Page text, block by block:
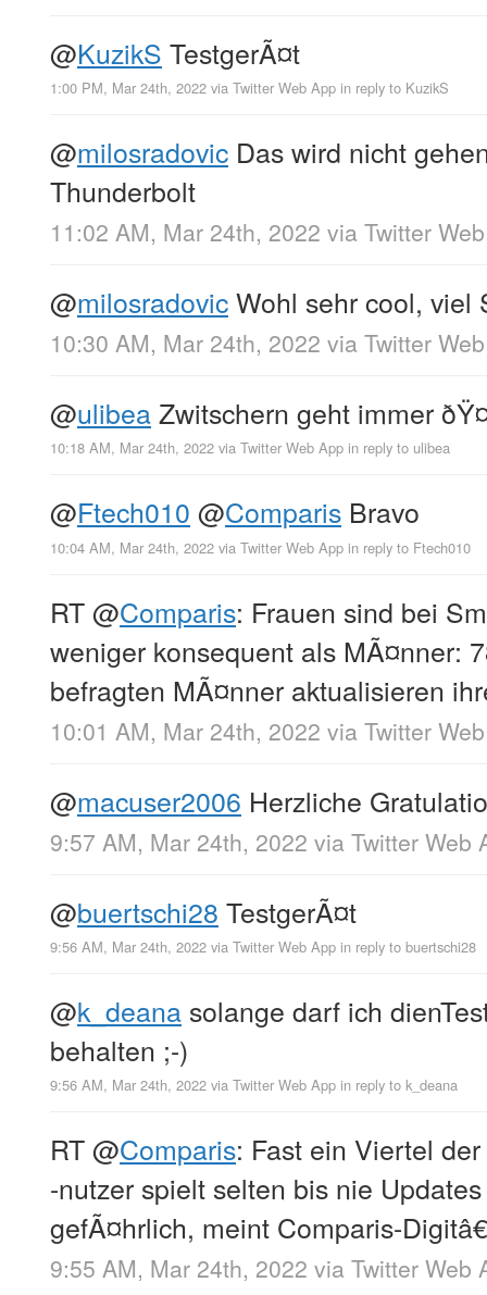
@KuzikS TestgerÃ¤t
1:00 PM, Mar 24th, 2022 via Twitter Web App in reply to KuzikS
@milosradovic Das wird nicht
Thunderbolt
11:02 AM, Mar 24th, 2022 via Twitter
@milosradovicWohl sehr cool, viel
10:30 AM, Mar 24th, 2022 via Twitter
@ulibeaZwitschern geht immer
10:18 AM, Mar 24th, 2022 via Twitter Web App in reply to ulibea
@Ftech010 @Comparis Bravo
10:04 AM, Mar 24th, 2022 via Twitter Web App in reply to Ftech010
RT@Comparis: Frauen sind bei
weniger konsequent als MÃ¤nner:
befragten MÃ¤nner aktualisieren
10:01 AM, Mar 24th, 2022 via Twitter
@macuser2006 Herzliche
9:57 AM, Mar 24th, 2022 via Twitter Web
@buertschi28 TestgerÃ¤t
9:56 AM, Mar 24th, 2022 via Twitter Web App in reply to buertschi28
@k_deana solange darf ich
behalten ;-)
9:56 AM, Mar 24th, 2022 via Twitter Web App in reply to k_deana
RT@Comparis: Fast ein Viertel
-nutzer spielt selten bis nie
gefÃ¤hrlich, meint Comparis-
9:55 AM, Mar 24th, 2022 via Twitter Web